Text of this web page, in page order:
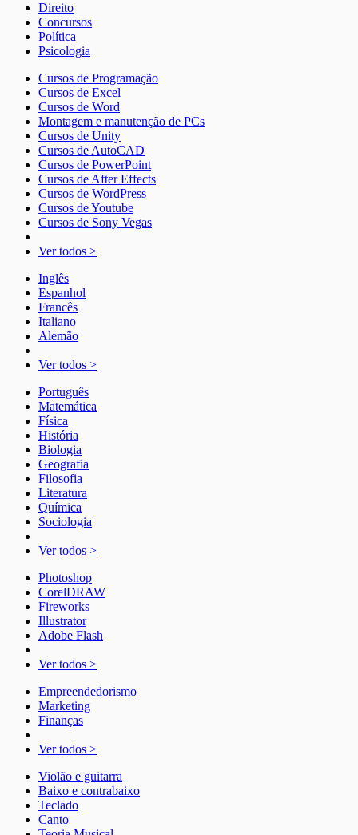
Direito
Concursos
Política
Psicologia
Cursos de Programação
Cursos de Excel
Cursos de Word
Montagem e manutenção de PCs
Cursos de Unity
Cursos de AutoCAD
Cursos de PowerPoint
Cursos de After Effects
Cursos de WordPress
Cursos de Youtube
Cursos de Sony Vegas
Ver todos >
Inglês
Espanhol
Francês
Italiano
Alemão
Ver todos >
Português
Matemática
Física
História
Biologia
Geografia
Filosofia
Literatura
Química
Sociologia
Ver todos >
Photoshop
CorelDRAW
Fireworks
Illustrator
Adobe Flash
Ver todos >
Empreendedorismo
Marketing
Finanças
Ver todos >
Violão e guitarra
Baixo e contrabaixo
Teclado
Canto